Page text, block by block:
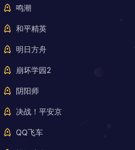
鸣潮
和平精英
明日方舟
崩坏学园2
阴阳师
决战！平安京
QQ飞车